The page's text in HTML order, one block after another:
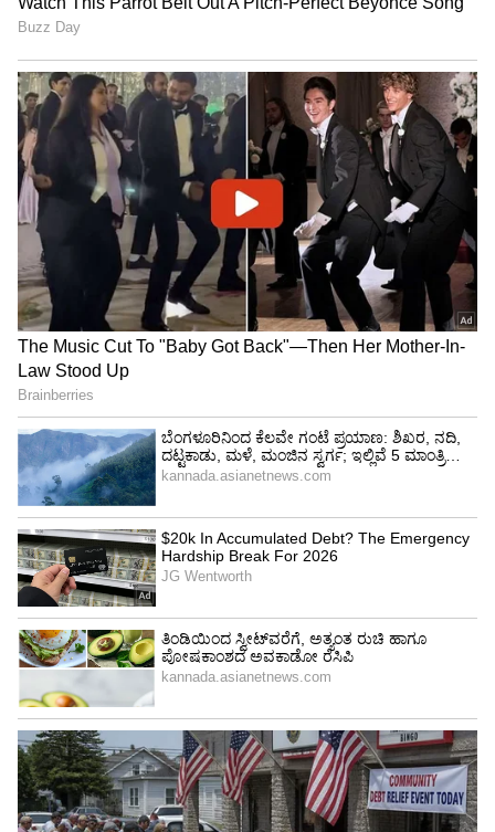
ಜತೆಗೆ, ಪರೀಕ್ಷೆಗೆ ಹಾಜರಾಗುವ ಅಭ್ಯರ್ಥಿಗಳಿಗೆ
ವಸ್ತ್ರಸಂಹಿತೆಯನ್ನೂ ನಿಗದಿಪಡಿಸಿದ್ದು, ನಿಷೇಧಿತ ವಸ್ತುಗಳ
ಪಟ್ಟಿಯನ್ನೂ ತಿಳಿಸಲಾಗಿದೆ. ಈ ಪರೀಕ್ಷೆಯು ಮಾರ್ಚ್ 12ರಿಂದ
16ರವರೆಗೆ ನಡೆಯಲಿದೆ.
ಈ ಬಗ್ಗೆ ಪತ್ರಿಕಾ ಪ್ರಕಟಣೆ ನೀಡಿರುವ ಅವರು, ಪರೀಕ್ಷೆಗೆ
ಹಾಜರಾಗುವ ಅಭ್ಯರ್ಥಿಗಳು ಇತ್ತೀಚಿನ 2 ಭಾವಚಿತ್ರ,
ಪ್ರವೇಶಪತ್ರ, ಗುರುತಿನ ಚೀಟಿಗಳನ್ನು ಕಡ್ಡಾಯವಾಗಿ ತರಬೇಕು
ಎಂದಿದ್ದಾರೆ.
ಆದರೆ, ಪರೀಕ್ಷಾ ಕೊಠಡಿಗೆ ಅಭ್ಯರ್ಥಿಗಳು ಯಾವುದೇ